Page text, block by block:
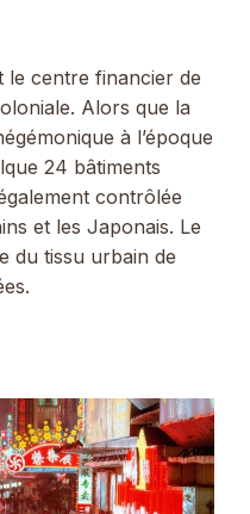
le centre financier de
Alors que la
à l’époque
24 bâtiments
contrôlée
et les Japonais. Le
du tissu urbain de